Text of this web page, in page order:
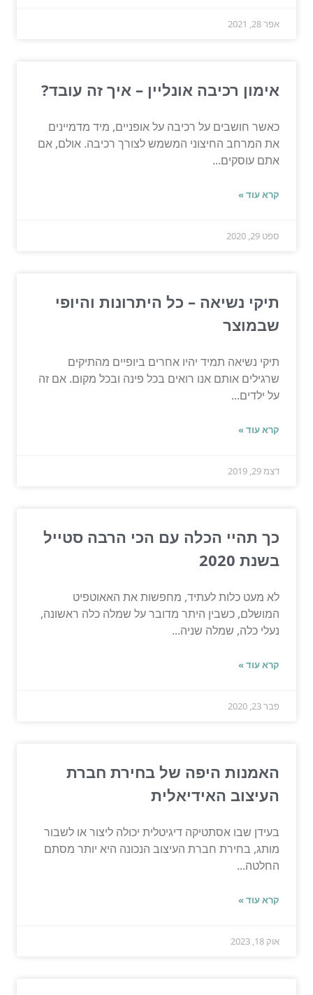
אפר 28, 2021
אימון רכיבה אונליין – איך זה עובד?
כאשר חושבים על רכיבה על אופניים, מיד מדמיינים
את המרחב החיצוני המשמש לצורך רכיבה. אולם, אם
אתם עוסקים...
קרא עוד »
ספט 29, 2020
תיקי נשיאה – כל היתרונות והיופי
שבמוצר
תיקי נשיאה תמיד יהיו אחרים ביופיים מהתיקים
שרגילים אותם אנו רואים בכל פינה ובכל מקום. אם זה
על ילדים...
קרא עוד »
דצמ 29, 2019
כך תהיי הכלה עם הכי הרבה סטייל
בשנת 2020
לא מעט כלות לעתיד, מחפשות את האאוטפיט
המושלם, כשבין היתר מדובר על שמלה כלה ראשונה,
נעלי כלה, שמלה שניה...
קרא עוד »
פבר 23, 2020
האמנות היפה של בחירת חברת
העיצוב האידיאלית
בעידן שבו אסתטיקה דיגיטלית יכולה ליצור או לשבור
מותג, בחירת חברת העיצוב הנכונה היא יותר מסתם
החלטה...
קרא עוד »
אוק 18, 2023